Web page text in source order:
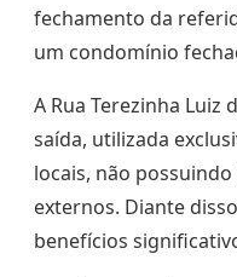
fechamento da
um condomínio
A Rua Terezinha Luiz
saída, utilizada
locais, não
externos. Diante
benefícios